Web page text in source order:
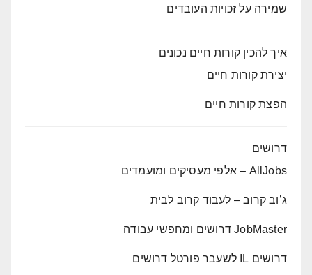
שמירה על זכויות העובדים
איך להכין קורות חיים נכונים
יצירת קורות חיים
הפצת קורות חיים
דרושים
AllJobs – אלפי מעסיקים ומועמדים
ג’וב קרוב – לעבוד קרוב לבית
JobMaster דרושים ומחפשי עבודה
דרושים IL לשעבר פורטל דרושים